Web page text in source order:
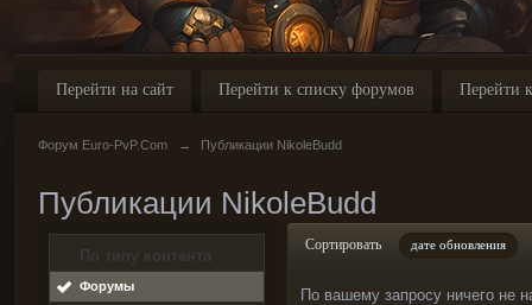
Перейти на сайт Перейти к списку форумов Перейти
Форум Euro-PvP.Com → Публикации NikoleBudd
Публикации NikoleBudd
По типу контента
Форумы
Сортировать дате обновления
По вашему запросу ничего не